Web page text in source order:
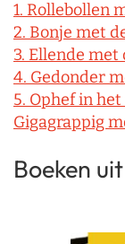
1. Rollebollen
2. Bonje met
3. Ellende
4. Gedonder
5. Ophef in
Gigagrappig
Boeken